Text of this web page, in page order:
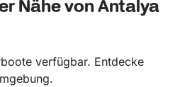
Nähe von Antalya
verfügbar. Entdecke